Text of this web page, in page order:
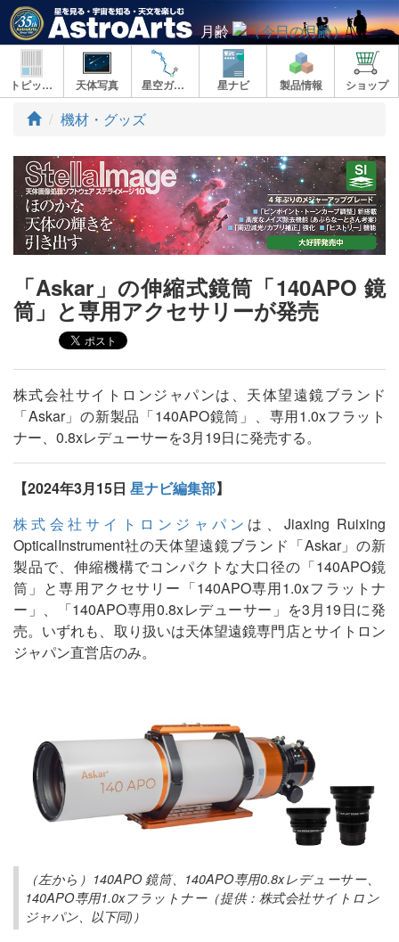
月齢
トピックス 天体写真 星空ガイド 星ナビ 製品情報 ショップ
ト
プ
機材・グッズ
「Askar」の伸縮式鏡筒「140APO 鏡
筒」と専用アクセサリーが発売
株式会社サイトロンジャパンは、天体望遠鏡ブランド
「Askar」の新製品「140APO鏡筒」、専用1.0xフラット
ナー、0.8xレデューサーを3月19日に発売する。
【2024年3月15日 星ナビ編集部】
株式会社サイトロンジャパン は、Jiaxing Ruixing
OpticalInstrument社の天体望遠鏡ブランド「Askar」の新
製品で、伸縮機構でコンパクトな大口径の「140APO鏡
筒」と専用アクセサリー「140APO専用1.0xフラットナ
ー」、「140APO専用0.8xレデューサー」を3月19日に発
売。いずれも、取り扱いは天体望遠鏡専門店とサイトロン
ジャパン直営店のみ。
（左から）140APO 鏡筒、140APO専用0.8xレデューサー、
140APO専用1.0xフラットナー（提供：株式会社サイトロン
ジャパン、以下同)）